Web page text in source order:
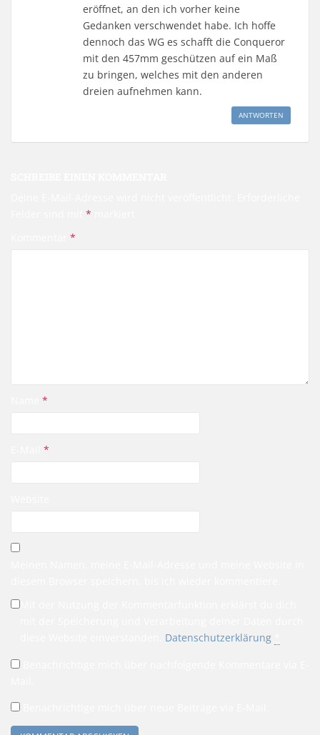
eröffnet, an den ich vorher keine
Gedanken verschwendet habe. Ich hoffe
dennoch das WG es schafft die Conqueror
mit den 457mm geschützen auf ein Maß
zu bringen, welches mit den anderen
dreien aufnehmen kann.
ANTWORTEN
*
*
*
*
Datenschutzerklärung